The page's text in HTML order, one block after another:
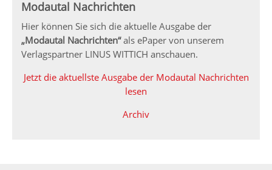
Modautal Nachrichten
Hier können Sie sich die aktuelle Ausgabe der
„Modautal Nachrichten“als ePaper von unserem
Verlagspartner LINUS WITTICH anschauen.
Jetzt die aktuellste Ausgabe der Modautal Nachrichten
lesen
Archiv